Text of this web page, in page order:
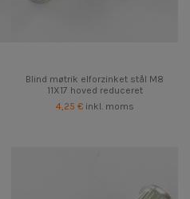
Blind møtrik elforzinket stål M8
11X17 hoved reduceret
4,25 € inkl. moms